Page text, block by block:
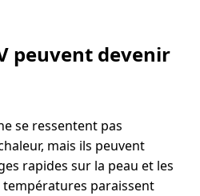
peuvent devenir
se ressentent pas
mais ils peuvent
rapides sur la peau et les
paraissent